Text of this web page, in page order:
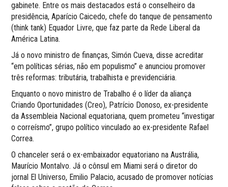
gabinete. Entre os mais destacados está o conselheiro da
presidência, Aparício Caicedo, chefe do tanque de pensamento
(think tank) Equador Livre, que faz parte da Rede Liberal da
América Latina.
Já o novo ministro de finanças, Simón Cueva, disse acreditar
“em políticas sérias, não em populismo” e anunciou promover
três reformas: tributária, trabalhista e previdenciária.
Enquanto o novo ministro de Trabalho é o líder da aliança
Criando Oportunidades (Creo), Patrício Donoso, ex-presidente
da Assembleia Nacional equatoriana, quem prometeu “investigar
o correísmo”, grupo político vinculado ao ex-presidente Rafael
Correa.
O chanceler será o ex-embaixador equatoriano na Austrália,
Maurício Montalvo. Já o cônsul em Miami será o diretor do
jornal El Universo, Emilio Palacio, acusado de promover notícias